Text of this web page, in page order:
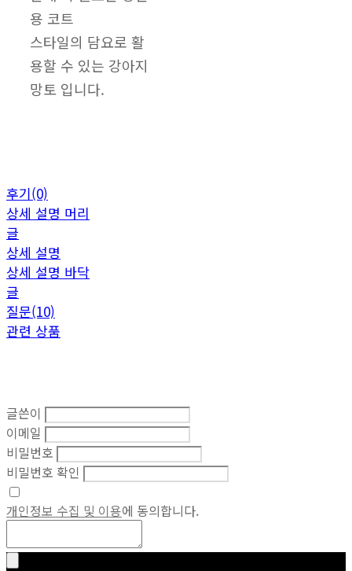
용 코트
스타일의 담요로 활
용할 수 있는 강아지
망토 입니다.
후기(0)
상세 설명 머리
글
상세 설명
상세 설명 바닥
글
질문(10)
관련 상품
글쓴이
이메일
비밀번호
비밀번호 확인
개인정보 수집 및 이용에 동의합니다.